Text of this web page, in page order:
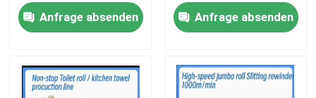
Über uns
Gewebeindustrie mit
automatischer
Übertragungseinheit
Anfrage absenden
Vakuumpumpe
Anfrage absenden